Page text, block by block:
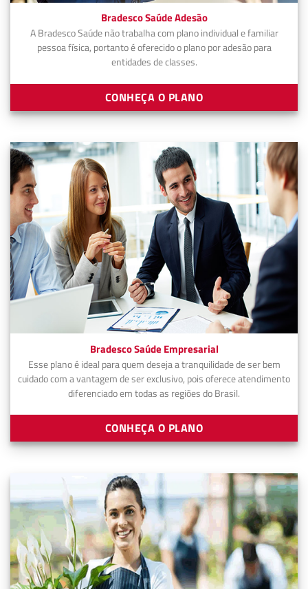
Bradesco Saúde Adesão
A Bradesco Saúde não trabalha com plano individual e familiar
pessoa física, portanto é oferecido o plano por adesão para
entidades de classes.
CONHEÇA O PLANO
Bradesco Saúde Empresarial
Esse plano é ideal para quem deseja a tranquilidade de ser bem
cuidado com a vantagem de ser exclusivo, pois oferece atendimento
diferenciado em todas as regiões do Brasil.
CONHEÇA O PLANO